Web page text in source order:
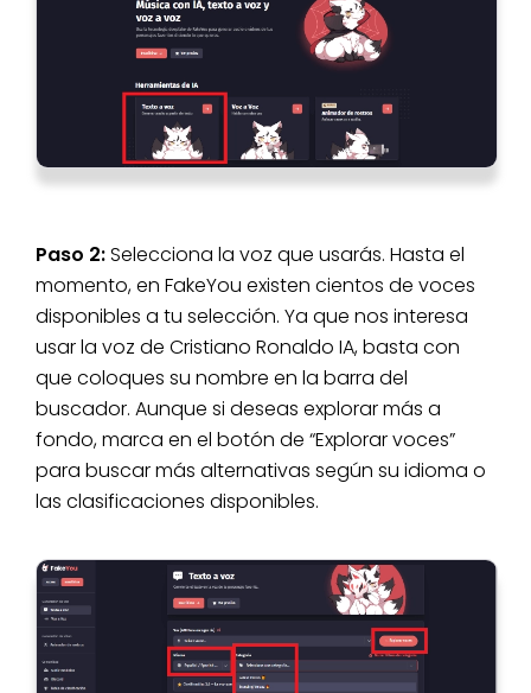
Paso 2:Selecciona la voz que usarás. Hasta el
momento, en FakeYou existen cientos de voces
disponibles a tu selección. Ya que nos interesa
usar la voz de Cristiano Ronaldo IA, basta con
que coloques su nombre en la barra del
buscador. Aunque si deseas explorar más a
fondo, marca en el botón de “Explorar voces”
para buscar más alternativas según su idioma o
las clasificaciones disponibles.